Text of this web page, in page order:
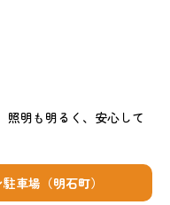
明も明るく、安心して
車場（明石町）